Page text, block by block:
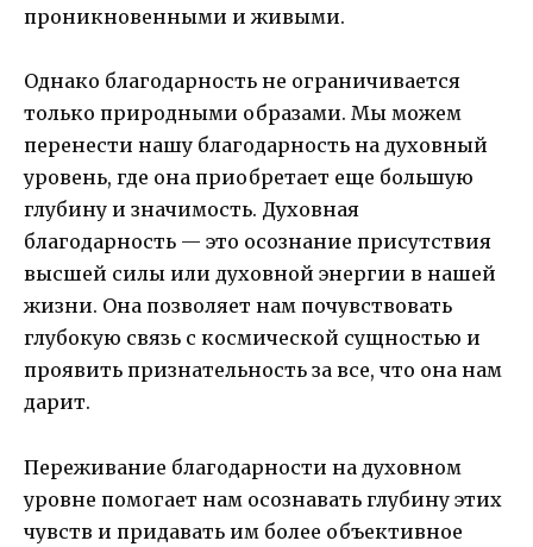
проникновенными и живыми.
Однако благодарность не ограничивается
только природными образами. Мы можем
перенести нашу благодарность на духовный
уровень, где она приобретает еще большую
глубину и значимость. Духовная
благодарность — это осознание присутствия
высшей силы или духовной энергии в нашей
жизни. Она позволяет нам почувствовать
глубокую связь с космической сущностью и
проявить признательность за все, что она нам
дарит.
Переживание благодарности на духовном
уровне помогает нам осознавать глубину этих
чувств и придавать им более объективное